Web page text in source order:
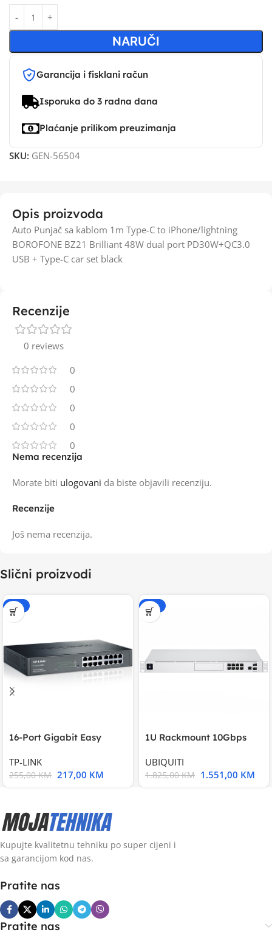
NARUČI
Garancija i fisklani račun
Isporuka do 3 radna dana
Plaćanje prilikom preuzimanja
SKU: GEN-56504
Opis proizvoda
Auto Punjač sa kablom 1m Type-C to iPhone/lightning
BOROFONE BZ21 Brilliant 48W dual port PD30W+QC3.0
USB + Type-C car set black
Recenzije
0 reviews
0
0
0
0
0
Recenzije
Još nema recenzija.
Nema recenzija
Morate biti ulogovani da biste objavili recenziju.
Slični proizvodi
-15%
16-Port Gigabit Easy
TP-LINK
255,00KM 217,00 KM
-15%
1U Rackmount 10Gbps
UBIQUITI
1.825,00KM 1.551,00 KM
Kupujte kvalitetnu tehniku po super cijeni i
sa garancijom kod nas.
Pratite nas
Pratite nas